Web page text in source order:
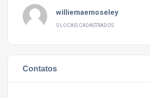
williemaemoseley
0 LOCAIS CADASTRADOS
Contatos